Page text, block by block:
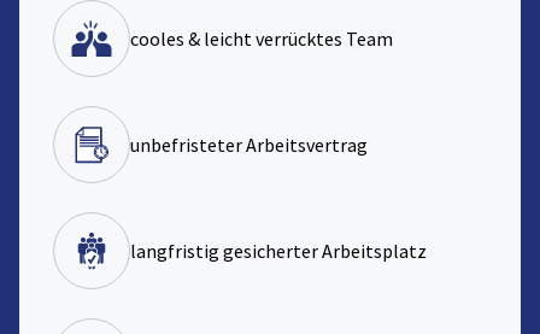
cooles & leicht verrücktes Team
unbefristeter Arbeitsvertrag
langfristig gesicherter Arbeitsplatz